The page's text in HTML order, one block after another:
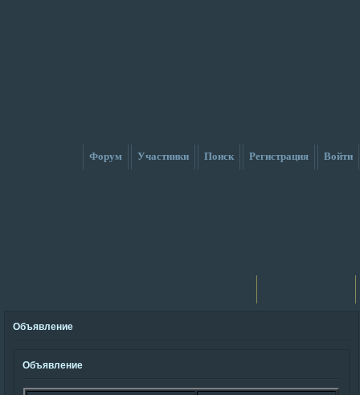
Форум Участники Поиск Регистрация Войти
Объявление
Объявление